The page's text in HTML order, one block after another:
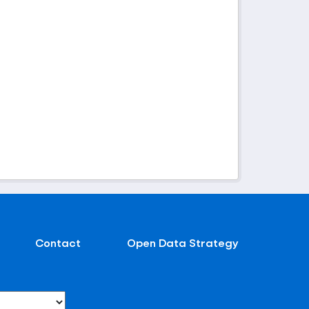
Contact Open Data Strategy